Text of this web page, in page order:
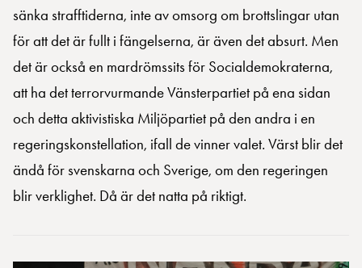
sänka strafftiderna, inte av omsorg om brottslingar utan
för att det är fullt i fängelserna, är även det absurt. Men
det är också en mardrömssits för Socialdemokraterna,
att ha det terrorvurmande Vänsterpartiet på ena sidan
och detta aktivistiska Miljöpartiet på den andra i en
regeringskonstellation, ifall de vinner valet. Värst blir det
ändå för svenskarna och Sverige, om den regeringen
blir verklighet. Då är det natta på riktigt.